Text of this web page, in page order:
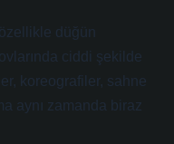
düğün
ciddi şekilde
koreografiler, sahne
aynı zamanda biraz